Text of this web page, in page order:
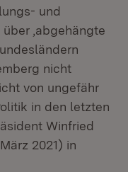
und
‚abgehängte
nicht
von ungefähr
in den letzten
Winfried
2021) in